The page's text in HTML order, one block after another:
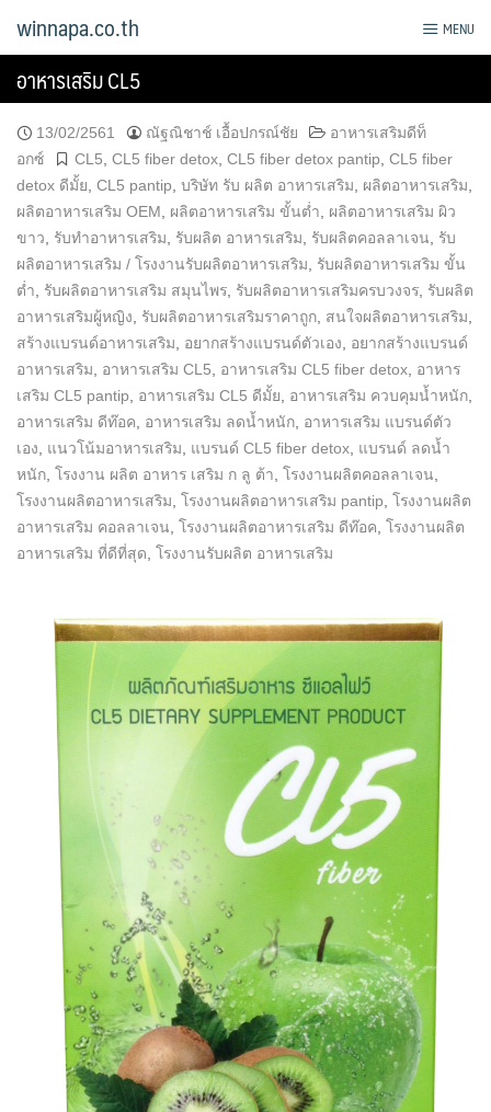
winnapa.co.th MENU
อาหารเสริม CL5
13/02/2561 ณัฐณิชาช์ เอื้อปกรณ์ชัย
อาหารเสริมดีท็
อกซ์
CL5 CL5 fiber detox CL5 fiber detox pantip CL5 fiber
detox ดีมั้ย CL5 pantip บริษัท รับ ผลิต อาหารเสริม ผลิตอาหารเสริม
ผลิตอาหารเสริม OEM
ผลิตอาหารเสริม ขั้นต่ำ
ผลิตอาหารเสริม ผิว
ขาว
รับทำอาหารเสริม รับผลิต อาหารเสริม รับผลิตคอลลาเจน
รับ
ผลิตอาหารเสริม / โรงงานรับผลิตอาหารเสริม
รับผลิตอาหารเสริม ขั้น
ต่ำ
รับผลิตอาหารเสริม สมุนไพร รับผลิตอาหารเสริมครบวงจร รับผลิต
อาหารเสริมผู้หญิง
รับผลิตอาหารเสริมราคาถูก สนใจผลิตอาหารเสริม
สร้างแบรนด์อาหารเสริม
อยากสร้างแบรนด์ตัวเอง
อยากสร้างแบรนด์
อาหารเสริม
อาหารเสริม CL5 อาหารเสริม CL5 fiber detox อาหาร
เสริม CL5 pantip
อาหารเสริม CL5 ดีมั้ย อาหารเสริม ควบคุมน้ำหนัก
อาหารเสริม ดีท๊อค
อาหารเสริม ลดน้ำหนัก อาหารเสริม แบรนด์ตัว
เอง
แนวโน้มอาหารเสริม แบรนด์ CL5 fiber detox แบรนด์ ลดน้ำ
หนัก โรงงาน ผลิต อาหาร เสริม ก ลู ต้า โรงงานผลิตคอลลาเจน
โรงงานผลิตอาหารเสริม โรงงานผลิตอาหารเสริม pantip โรงงานผลิต
อาหารเสริม คอลลาเจน โรงงานผลิตอาหารเสริม ดีท๊อค โรงงานผลิต
อาหารเสริม ที่ดีที่สุด โรงงานรับผลิต อาหารเสริม